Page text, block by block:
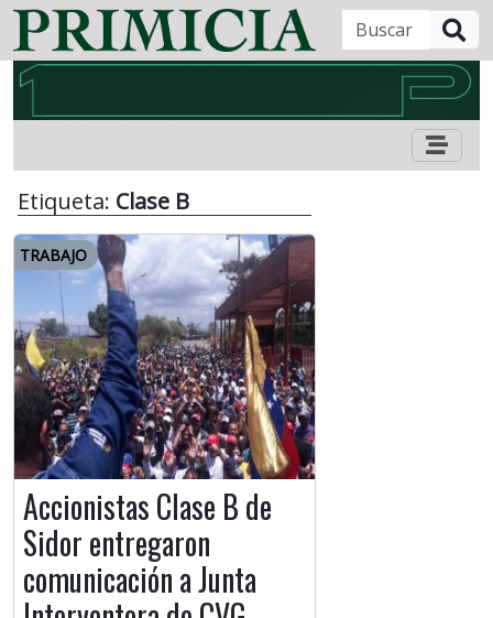
Etiqueta: Clase B
TRABAJO
Accionistas Clase B de
Sidor entregaron
comunicación a Junta